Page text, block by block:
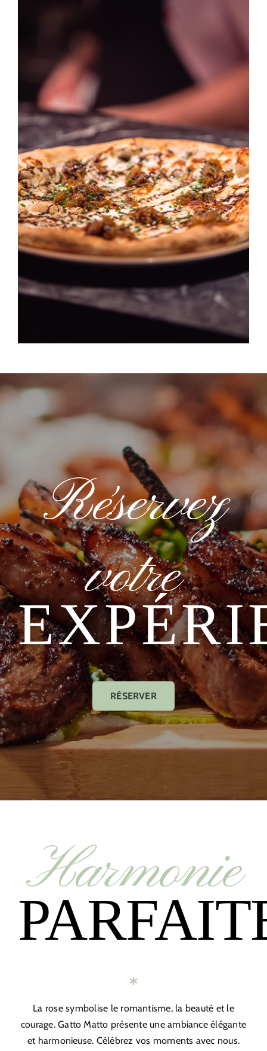
Réservez
votre
RÉSERVER
Harmonie
La rose symbolise le romantisme, la beauté et le
courage. Gatto Matto présente une ambiance élégante
et harmonieuse. Célébrez vos moments avec nous.